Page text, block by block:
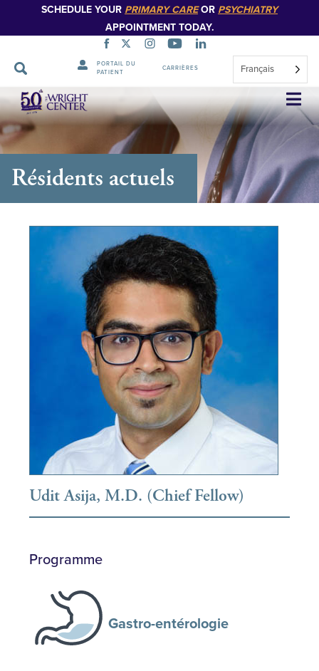
SCHEDULE YOUR PRIMARY CAREOR PSYCHIATRY
APPOINTMENT TODAY.
PORTAIL DU
PATIENT
CARRIÈRES Français
Sauter
la
navigation
Résidents actuels
Udit Asija, M.D. (Chief Fellow)
Programme
Gastro-entérologie